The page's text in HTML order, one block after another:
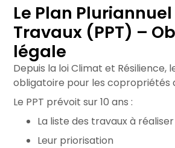
Le Plan
Travaux (PPT) –
légale
Depuis la loi Climat et Résilience,
obligatoire pour les copropriétés
Le PPT prévoit sur 10 ans :
La liste des travaux à réaliser
Leur priorisation